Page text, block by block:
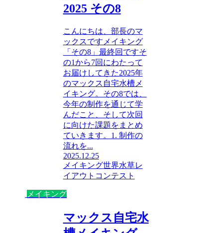
2025 その8
こんにちは、部長のマ
ックスですメイキング
「その8」最終回ですそ
の1から7回にわたって
お届けしてきた2025年
のマックス自宅水槽メ
イキング。その8では、
今年の制作を通じて学
んだこと、そして次回
に向けた課題をまとめ
ていきます。1. 制作の
流れを...
2025.12.25
メイキング世界水草レ
イアウトコンテスト
メイキング
マックス自宅水